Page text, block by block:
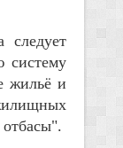
следует
систему
жильё и